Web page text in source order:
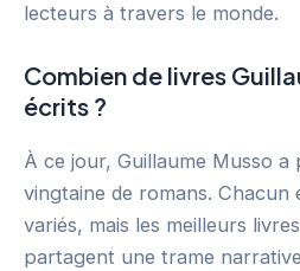
lecteurs à travers le monde.
Combien de livres
écrits ?
À ce jour, Guillaume Musso a
vingtaine de romans. Chacun
variés, mais les meilleurs
partagent une trame